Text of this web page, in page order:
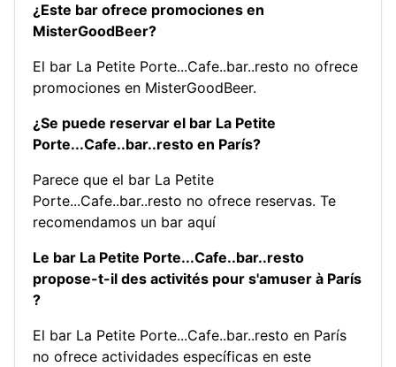
¿Este bar ofrece promociones en
MisterGoodBeer?
El bar La Petite Porte...Cafe..bar..resto no ofrece
promociones en MisterGoodBeer.
¿Se puede reservar el bar La Petite
Porte...Cafe..bar..resto en París?
Parece que el bar La Petite
Porte...Cafe..bar..resto no ofrece reservas. Te
recomendamos un bar aquí
Le bar La Petite Porte...Cafe..bar..resto
propose-t-il des activités pour s'amuser à París
?
El bar La Petite Porte...Cafe..bar..resto en París
no ofrece actividades específicas en este